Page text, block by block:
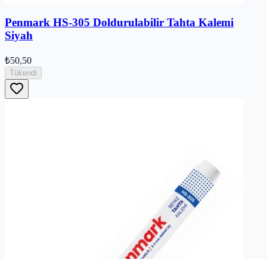
Penmark HS-305 Doldurulabilir Tahta Kalemi
Siyah
₺50,50
Tükendi